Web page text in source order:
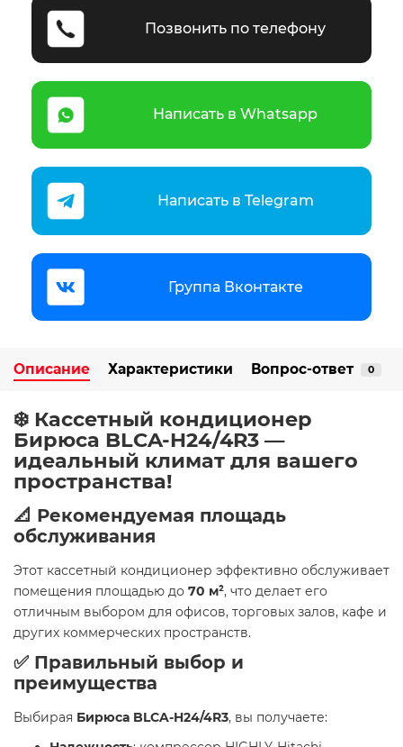
Позвонить по телефону
Написать в Whatsapp
Написать в Telegram
Группа Вконтакте
Описание Характеристики Вопрос-ответ 0
❄️ Кассетный кондиционер
Бирюса BLCA-H24/4R3 —
идеальный климат для вашего
пространства!
📐 Рекомендуемая площадь
обслуживания
Этот кассетный кондиционер эффективно обслуживает
помещения площадью до 70 м², что делает его
отличным выбором для офисов, торговых залов, кафе и
других коммерческих пространств.
✅ Правильный выбор и
преимущества
Выбирая Бирюса BLCA-H24/4R3, вы получаете: